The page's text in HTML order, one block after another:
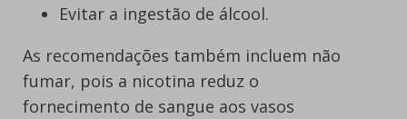
Evitar a ingestão de álcool.
As recomendações também incluem não
fumar, pois a nicotina reduz o
fornecimento de sangue aos vasos